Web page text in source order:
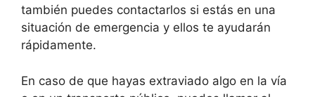
también puedes contactarlos si estás en una
situación de emergencia y ellos te ayudarán
rápidamente.
En caso de que hayas extraviado algo en la vía